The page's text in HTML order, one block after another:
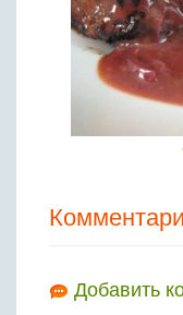
Добавить